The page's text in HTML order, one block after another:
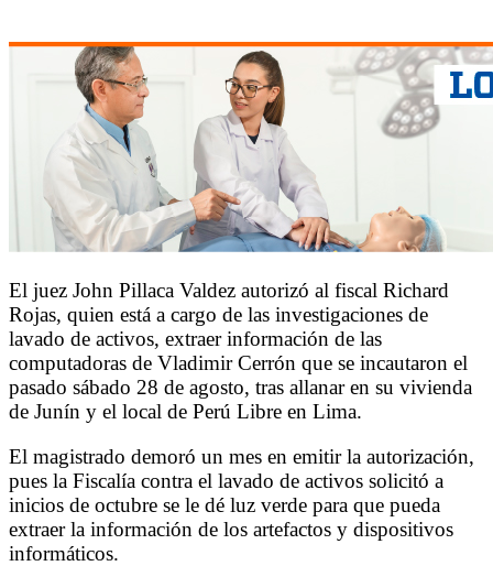
El juez John Pillaca Valdez autorizó al fiscal Richard
Rojas, quien está a cargo de las investigaciones de
lavado de activos, extraer información de las
computadoras de Vladimir Cerrón que se incautaron el
pasado sábado 28 de agosto, tras allanar en su vivienda
de Junín y el local de Perú Libre en Lima.
El magistrado demoró un mes en emitir la autorización,
pues la Fiscalía contra el lavado de activos solicitó a
inicios de octubre se le dé luz verde para que pueda
extraer la información de los artefactos y dispositivos
informáticos.